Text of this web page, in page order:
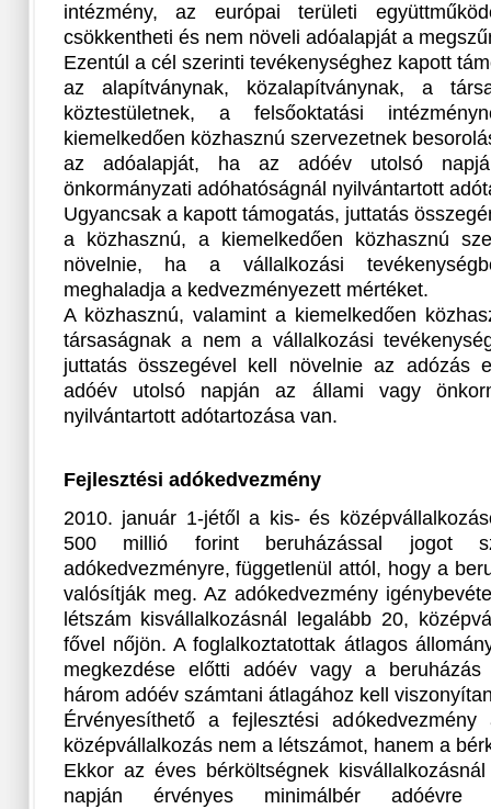
intézmény, az európai területi
csökkentheti és nem növeli adóalapját a
Ezentúl a cél szerinti tevékenységhez kapott
az alapítványnak, közalapítványnak, a
köztestületnek, a felsőoktatási
kiemelkedően közhasznú szervezetnek
az adóalapját, ha az adóév utolsó
önkormányzati adóhatóságnál nyilvántartott
Ugyancsak a kapott támogatás, juttatás
a közhasznú, a kiemelkedően közhasznú
növelnie, ha a vállalkozási
meghaladja a kedvezményezett mértéket.
A közhasznú, valamint a kiemelkedően
társaságnak a nem a vállalkozási
juttatás összegével kell növelnie az adózás
adóév utolsó napján az állami vagy
nyilvántartott adótartozása van.
Fejlesztési adókedvezmény
2010. január 1-jétől a kis- és
500 millió forint beruházással jogot
adókedvezményre, függetlenül attól, hogy a
valósítják meg. Az adókedvezmény
létszám kisvállalkozásnál legalább 20,
fővel nőjön. A foglalkoztatottak átlagos
megkezdése előtti adóév vagy a beruházás
három adóév számtani átlagához kell
Érvényesíthető a fejlesztési
középvállalkozás nem a létszámot, hanem a
Ekkor az éves bérköltségnek
napján érvényes minimálbér adóévre